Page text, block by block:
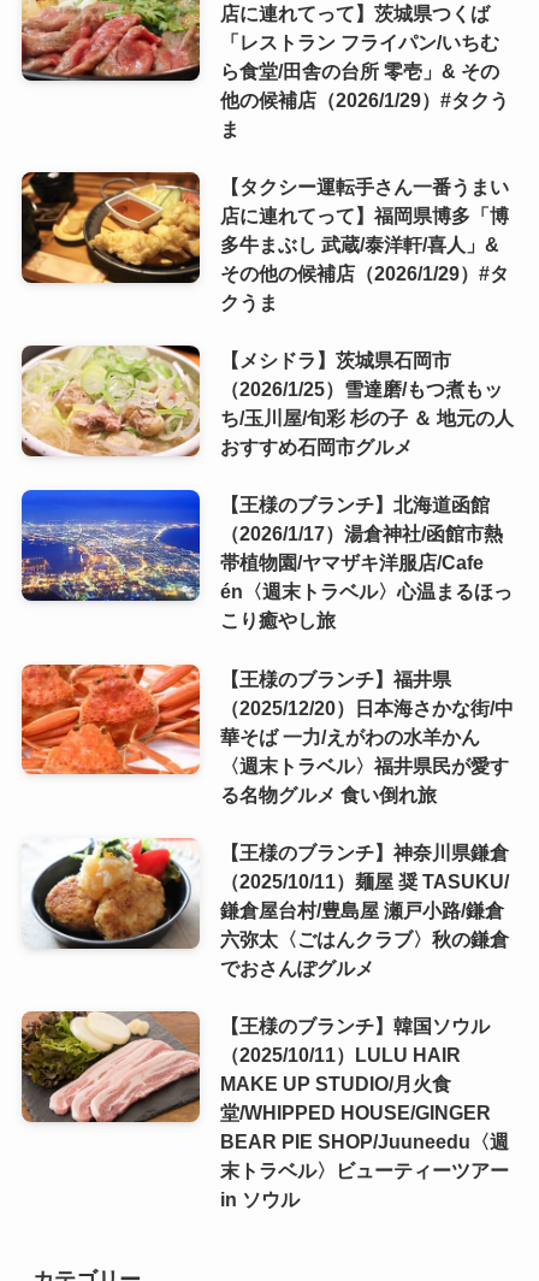
店に連れてって】茨城県つくば
「レストラン フライパン/いちむ
ら食堂/田舎の台所 零壱」& その
他の候補店（2026/1/29）#タクう
ま
【タクシー運転手さん一番うまい
店に連れてって】福岡県博多「博
多牛まぶし 武蔵/泰洋軒/喜人」&
その他の候補店（2026/1/29）#タ
クうま
【メシドラ】茨城県石岡市
（2026/1/25）雪達磨/もつ煮もッ
ち/玉川屋/旬彩 杉の子 ＆ 地元の人
おすすめ石岡市グルメ
【王様のブランチ】北海道函館
（2026/1/17）湯倉神社/函館市熱
帯植物園/ヤマザキ洋服店/Cafe
én〈週末トラベル〉心温まるほっ
こり癒やし旅
【王様のブランチ】福井県
（2025/12/20）日本海さかな街/中
華そば 一力/えがわの水羊かん
〈週末トラベル〉福井県民が愛す
る名物グルメ 食い倒れ旅
【王様のブランチ】神奈川県鎌倉
（2025/10/11）麺屋 奨 TASUKU/
鎌倉屋台村/豊島屋 瀬戸小路/鎌倉
六弥太〈ごはんクラブ〉秋の鎌倉
でおさんぽグルメ
【王様のブランチ】韓国ソウル
（2025/10/11）LULU HAIR
MAKE UP STUDIO/月火食
堂/WHIPPED HOUSE/GINGER
BEAR PIE SHOP/Juuneedu〈週
末トラベル〉ビューティーツアー
in ソウル